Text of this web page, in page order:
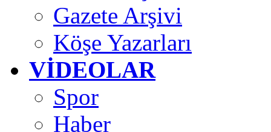
Gazete Arşivi
Köşe Yazarları
VİDEOLAR
Spor
Haber